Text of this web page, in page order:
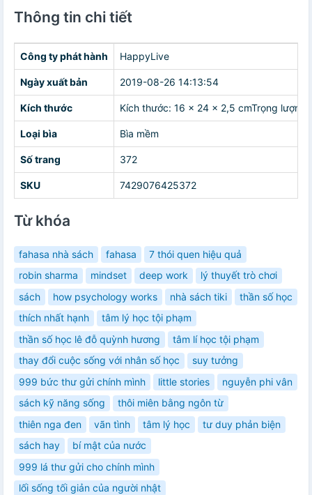
Thông tin chi tiết
Công ty phát hành HappyLive
Ngày xuất bản 2019-08-26 14:13:54
Kích thước Kích thước: 16 x 24 x 2,5 cmTrọng
Loại bìa Bìa mềm
Số trang 372
SKU 7429076425372
Từ khóa
fahasa nhà sách fahasa
7 thói quen hiệu quả
robin sharma
mindset deep work
lý thuyết trò chơi
sách
how psychology works nhà sách tiki
thần số học
thích nhất hạnh
tâm lý học tội phạm
thần số học lê đỗ quỳnh hương
tâm lí học tội phạm
thay đổi cuộc sống với nhân số học
suy tưởng
999 bức thư gửi chính mình
little stories
nguyễn phi vân
sách kỹ năng sống
thôi miên bằng ngôn từ
thiên nga đen
vãn tình tâm lý học
tư duy phản biện
sách hay
bí mật của nước
999 lá thư gửi cho chính mình
lối sống tối giản của người nhật